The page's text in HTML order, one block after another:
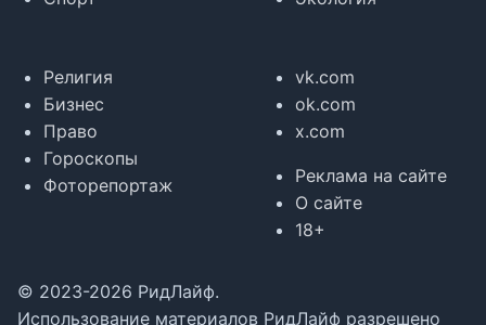
Религия
Бизнес
Право
Гороскопы
Фоторепортаж
vk.com
ok.com
x.com
Реклама на сайте
О сайте
18+
© 2023-2026 РидЛайф.
Использование материалов РидЛайф разрешено